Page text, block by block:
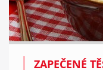
ZAPEČENÉ